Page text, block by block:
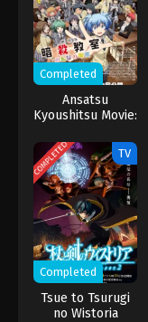
Untuk memancing
menargetkan
eksekutor Yuuji.
yang menyebar ke
Completed
Ansatsu
Kyoushitsu Movie:
COMPLETED TV
Completed
Tsue to Tsurugi
no Wistoria